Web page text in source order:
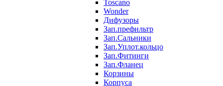
Toscano
Wonder
Дифузоры
Зап.префильтр
Зап.Сальники
Зап.Уплот.кольцо
Зап.Фитинги
Зап.Фланец
Корзины
Корпуcа